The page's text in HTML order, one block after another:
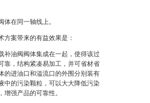
体在同一轴线上。
方案带来的有益效果是：
补油阀阀体集成在一起，使得该过
靠，结构紧凑易加工，并可省材省
的进油口和溢流口的外围分别装有
中的污染颗粒，可以大大降低污染
增强产品的可靠性。